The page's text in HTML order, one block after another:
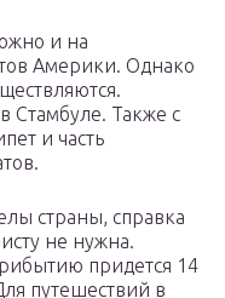
и на
Америки. Однако
Стамбуле. Также с
и часть
страны, справка
не нужна.
придется 14
путешествий в